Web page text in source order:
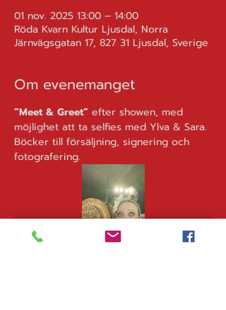
01 nov. 2025 13:00 – 14:00
Röda Kvarn Kultur Ljusdal, Norra
Järnvägsgatan 17, 827 31 Ljusdal, Sverige
Om evenemanget
”Meet & Greet” efter showen, med
möjlighet att ta selfies med Ylva & Sara.
Böcker till försäljning, signering och
fotografering.